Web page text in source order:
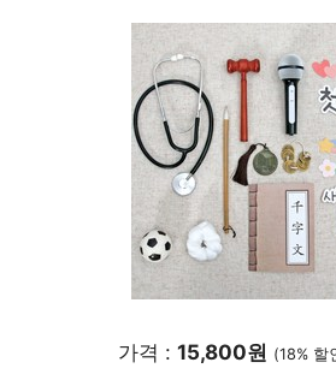
가격 : 15,800원 (18% 할